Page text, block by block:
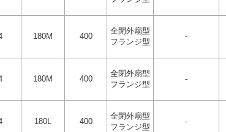
180M 400
全閉外扇型
フランジ型
-
180M 400
全閉外扇型
フランジ型
-
180L 400
全閉外扇型
フランジ型
-